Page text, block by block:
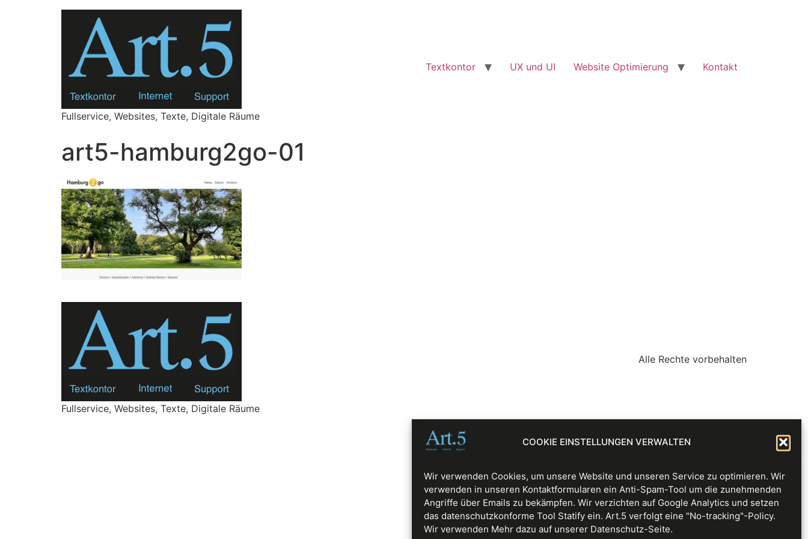
COOKIE EINSTELLUNGEN VERWALTEN
Wir verwenden Cookies, um unsere Website und unseren Service zu optimieren. Wir
verwenden in unseren Kontaktformularen ein Anti-Spam-Tool um die zunehmenden
Angriffe über Emails zu bekämpfen. Wir verzichten auf Google Analytics und setzen
das datenschutzkonforme Tool Statify ein. Art.5 verfolgt eine "No-tracking"-Policy.
Wir verwenden Mehr dazu auf unserer Datenschutz-Seite.
Fullservice, Websites, Texte, Digitale Räume
Textkontor UX und UI Website Optimierung Kontakt
art5-hamburg2go-01
Fullservice, Websites, Texte, Digitale Räume
Alle Rechte vorbehalten